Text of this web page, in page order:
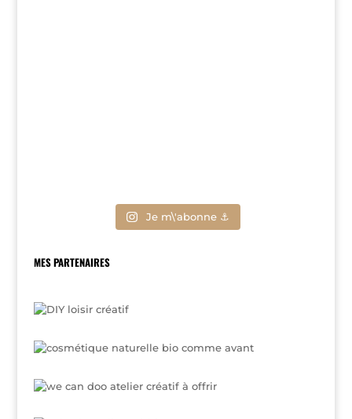
Je m\'abonne ⚓
MES PARTENAIRES